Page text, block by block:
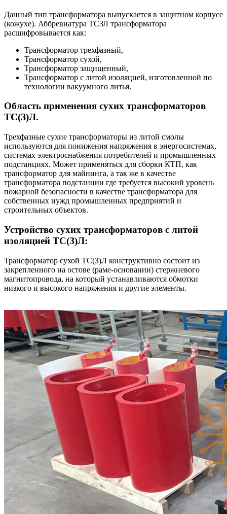
Данный тип трансформатора выпускается в защитном корпусе
(кожухе). Аббревиатура ТСЗЛ трансформатора
расшифровывается как:
Трансформатор трехфазный,
Трансформатор сухой,
Трансформатор защищенный,
Трансформатор с литой изоляцией, изготовленной по
технологии вакуумного литья.
Область применения сухих трансформаторов
ТС(З)Л.
Трехфазные сухие трансформаторы из литой смолы
используются для понижения напряжения в энергосистемах,
системах электроснабжения потребителей и промышленных
подстанциях. Может применяться для сборки КТП, как
трансформатор для майнинга, а так же в качестве
трансформатора подстанции где требуется высокий уровень
пожарной безопасности в качестве трансформатора для
собственных нужд промышленных предприятий и
строительных объектов.
Устройство сухих трансформаторов с литой
изоляцией ТС(З)Л:
Трансформатор сухой ТС(З)Л конструктивно состоит из
закрепленного на остове (раме-основании) стержневого
магнитопровода, на который устанавливаются обмотки
низкого и высокого напряжения и другие элементы.